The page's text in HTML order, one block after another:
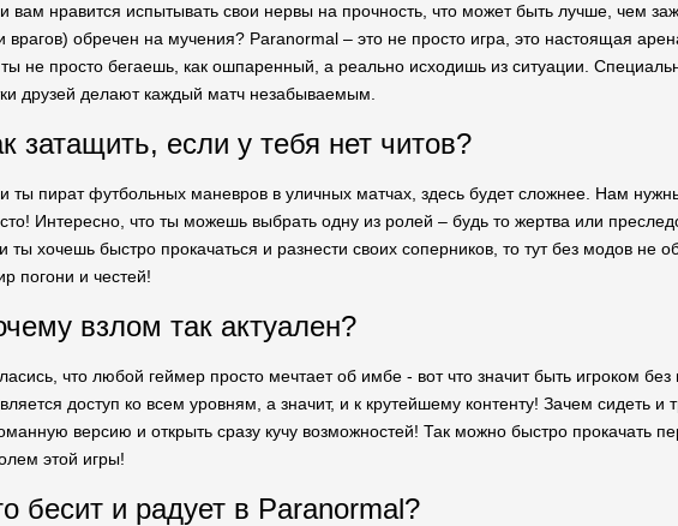
вам нравится испытывать свои нервы на прочность, что может быть лучше, чем
врагов) обречен на мучения? Paranormal – это не просто игра, это настоящая
ты не просто бегаешь, как ошпаренный, а реально исходишь из ситуации.
друзей делают каждый матч незабываемым.
затащить, если у тебя нет читов?
ты пират футбольных маневров в уличных матчах, здесь будет сложнее. Нам
Интересно, что ты можешь выбрать одну из ролей – будь то жертва или
ты хочешь быстро прокачаться и разнести своих соперников, то тут без модов
погони и честей!
взлом так актуален?
что любой геймер просто мечтает об имбе - вот что значит быть игроком
доступ ко всем уровням, а значит, и к крутейшему контенту! Зачем сидеть и
версию и открыть сразу кучу возможностей! Так можно быстро прокачать
этой игры!
бесит и радует в Paranormal?